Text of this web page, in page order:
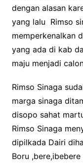
dengan alasan
yang lalu Rimso
memperkenalkan
yang ada di kab
maju menjadi
Rimso Sinaga
marga sinaga
disopo sahat
Rimso Sinaga
dipilkada Dairi
Boru